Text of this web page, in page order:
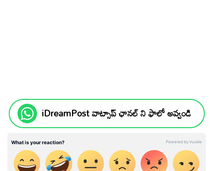
iDreamPost వాట్సాప్ ఛానల్ ని ఫాలో అవ్వండి